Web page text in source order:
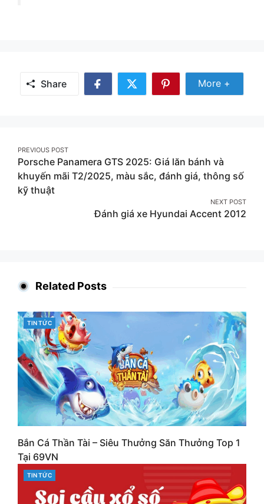
Share
Share
Share
Share
More +
Post
navigation
PREVIOUS POST
Porsche Panamera GTS 2025: Giá lăn bánh và
khuyến mãi T2/2025, màu sắc, đánh giá, thông số
kỹ thuật
NEXT POST
Đánh giá xe Hyundai Accent 2012
Related Posts
CATEGORIES
TIN TỨC
Bắn Cá Thần Tài – Siêu Thưởng Săn Thưởng Top 1
Tại 69VN
CATEGORIES
TIN TỨC